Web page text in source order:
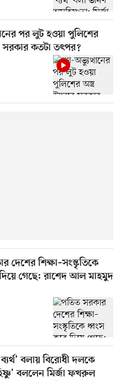
পর লুট হওয়া পুলিশের
সরকার কতটা তৎপর?
দেশের শিক্ষা–সংস্কৃতিকে
গেছে: রাশেদ আল মাহমুদ
বলায় বিরোধী দলকে
বললেন মির্জা ফখরুল